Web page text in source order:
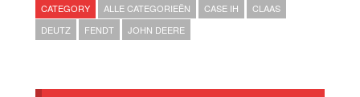
CATEGORY ALLE CATEGORIEËN CASE IH
CLAAS
DEUTZ
FENDT JOHN DEERE